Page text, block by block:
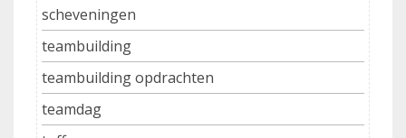
scheveningen
teambuilding
teambuilding opdrachten
teamdag